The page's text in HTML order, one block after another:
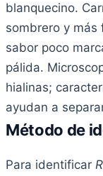
blanquecino.
sombrero y más
sabor poco
pálida.
hialinas;
ayudan a
Método de
Para identificar